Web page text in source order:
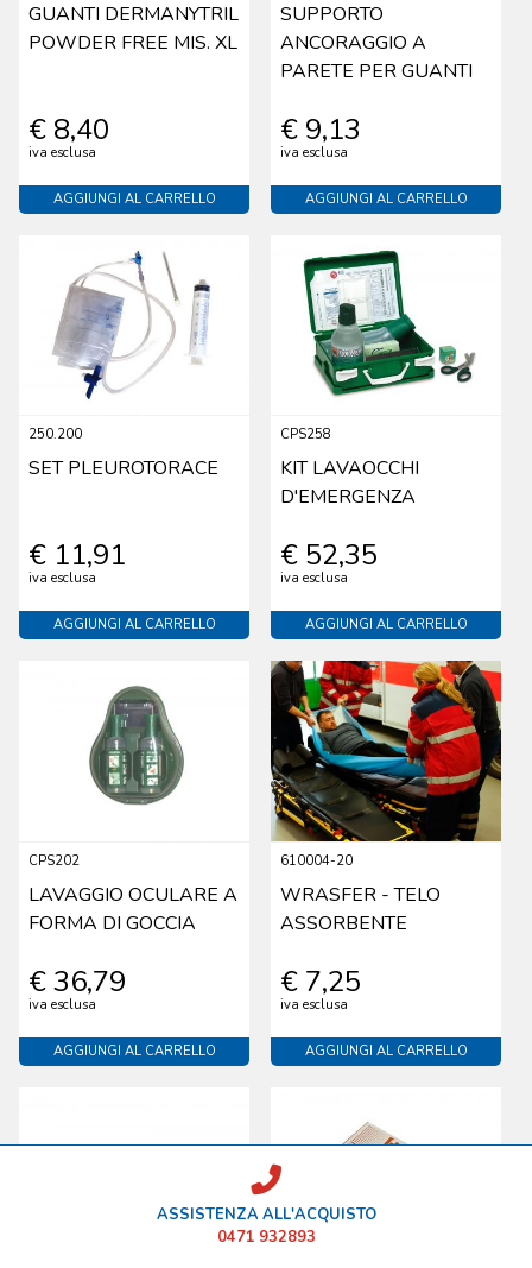
ASSISTENZA ALL'ACQUISTO
0471 932893
GUANTI DERMANYTRIL
POWDER FREE MIS. XL
€ 8,40
iva esclusa
AGGIUNGI AL CARRELLO
SUPPORTO
ANCORAGGIO A
PARETE PER GUANTI
€ 9,13
iva esclusa
AGGIUNGI AL CARRELLO
250.200
SET PLEUROTORACE
€ 11,91
iva esclusa
AGGIUNGI AL CARRELLO
CPS258
KIT LAVAOCCHI
D'EMERGENZA
€ 52,35
iva esclusa
AGGIUNGI AL CARRELLO
CPS202
LAVAGGIO OCULARE A
FORMA DI GOCCIA
€ 36,79
iva esclusa
AGGIUNGI AL CARRELLO
610004-20
WRASFER - TELO
ASSORBENTE
€ 7,25
iva esclusa
AGGIUNGI AL CARRELLO